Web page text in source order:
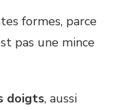
formes, parce
pas une mince
doigts, aussi